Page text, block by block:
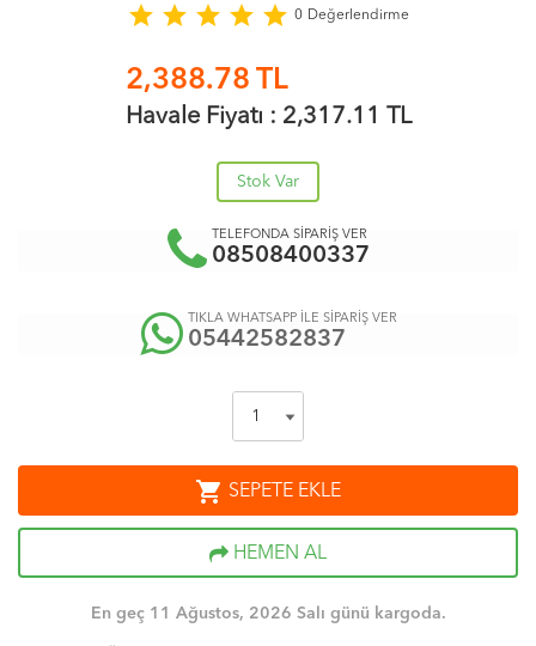
star star star star star 0 Değerlendirme
2,388.78 TL
Havale Fiyatı : 2,317.11 TL
Stok Var
TELEFONDA SİPARİŞ VER
08508400337
TIKLA WHATSAPP İLE SİPARİŞ VER
05442582837
shopping_cart SEPETE EKLE
HEMEN AL
En geç 11 Ağustos, 2026 Salı günü kargoda.